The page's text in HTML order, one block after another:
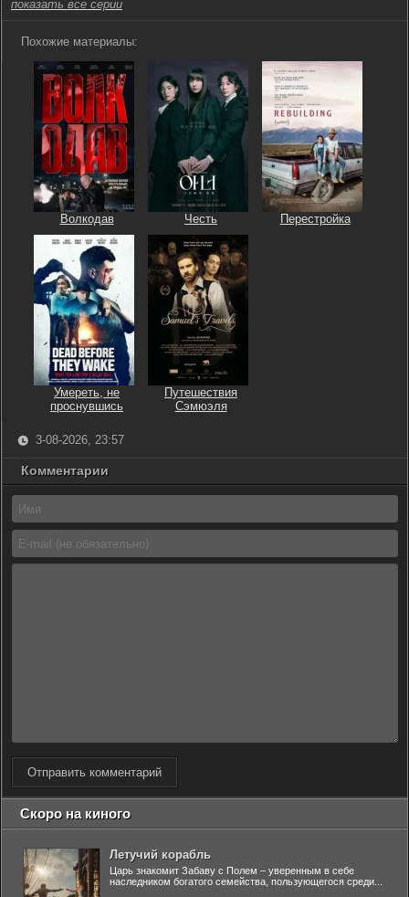
показать все серии
Похожие материалы:
Волкодав Честь Перестройка
Умереть, не
проснувшись
Путешествия
Сэмюэля
3-08-2026, 23:57
Комментарии
Отправить комментарий
Скоро на киного
Летучий корабль
Царь знакомит Забаву с Полем – уверенным в себе
наследником богатого семейства, пользующегося среди...